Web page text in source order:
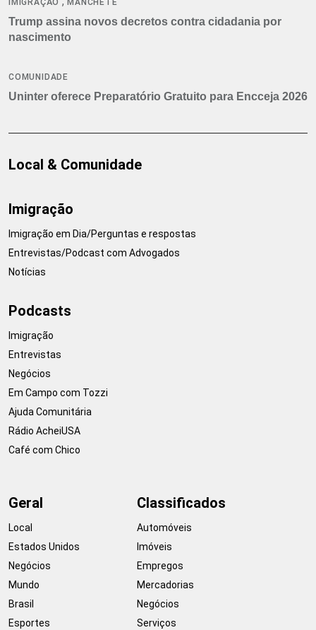
IMIGRAÇÃO MANCHETE
Trump assina novos decretos contra cidadania por
nascimento
COMUNIDADE
Uninter oferece Preparatório Gratuito para Encceja 2026
Local & Comunidade
Imigração
Imigração em Dia/Perguntas e respostas
Entrevistas/Podcast com Advogados
Notícias
Podcasts
Imigração
Entrevistas
Negócios
Em Campo com Tozzi
Ajuda Comunitária
Rádio AcheiUSA
Café com Chico
Geral
Local
Estados Unidos
Negócios
Mundo
Brasil
Esportes
Classificados
Automóveis
Imóveis
Empregos
Mercadorias
Negócios
Serviços